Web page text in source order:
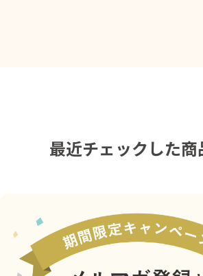
最近チェックした商
ホーム >BLUE LINES EX 新幹
ホーム >BLUE LINES EX（おすす
ホーム
鉄道グッズ > 【東海道